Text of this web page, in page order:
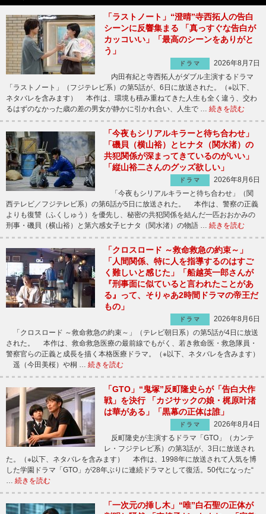
「ラストノート」“澄晴”寺西拓人の告白
シーンに反響集まる 「真っすぐな告白が
カッコいい」「最高のシーンをありがと
う」
ドラマ
2026年8月7日
内田有紀と寺西拓人がダブル主演するドラマ
「ラストノート」（フジテレビ系）の第5話が、6日に放送された。（※以下、
ネタバレを含みます） 本作は、環境も積み重ねてきた人生も全く違う、交わ
るはずのなかった歳の差の男女が静かに引かれ合い、人生で … 続きを読む
「今夜もシリアルキラーと待ち合わせ」
「磯貝（横山裕）とヒナタ（関水渚）の
共犯関係が深まってきているのがいい」
「縦山裕二さんのグッズ欲しい」
ドラマ
2026年8月6日
「今夜もシリアルキラーと待ち合わせ」（関
西テレビ／フジテレビ系）の第6話が5日に放送された。 本作は、警察の正義
よりも復讐（ふくしゅう）を優先し、秘密の共犯関係を結んだ一匹おおかみの
刑事・磯貝（横山裕）と第六感女子ヒナタ（関水渚）の物語 … 続きを読む
「クロスロード ～救命救急の約束～」
「人間関係、特に人を指導するのはすご
く難しいと感じた」「船越英一郎さんが
『刑事面に似ていると言われたことがあ
る』って、そりゃあ2時間ドラマの帝王だ
もの」
ドラマ
2026年8月6日
「クロスロード ～救命救急の約束～」（テレビ朝日系）の第5話が4日に放送
された。 本作は、救命救急医療の最前線でもがく、若き救命医・救急隊員・
警察官らの正義と成長を描く本格医療ドラマ。（※以下、ネタバレを含みます）
遥（今田美桜）や桐 … 続きを読む
「GTO」“鬼塚”反町隆史らが「告白大作
戦」を決行 「カジサックの娘・梶原叶渚
は華がある」「黒幕の正体は誰」
ドラマ
2026年8月4日
反町隆史が主演するドラマ「GTO」（カンテ
レ・フジテレビ系）の第3話が、3日に放送され
た。（※以下、ネタバレを含みます） 本作は、1998年に放送されて人気を博
した学園ドラマ「GTO」が28年ぶりに連続ドラマとして復活。50代になった“
… 続きを読む
「一次元の挿し木」“唯”白石聖の正体が